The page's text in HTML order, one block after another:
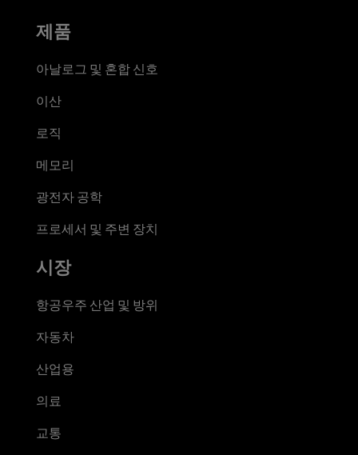
제품
아날로그 및 혼합 신호
이산
로직
메모리
광전자 공학
프로세서 및 주변 장치
시장
항공우주 산업 및 방위
자동차
산업용
의료
교통